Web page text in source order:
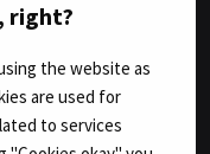
right?
the website as
are used for
to services